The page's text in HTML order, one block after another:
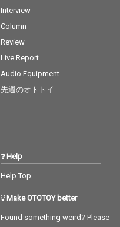
Interview
Column
Review
Live Report
Audio Equipment
先週のオトトイ
Help
Help Top
Make OTOTOY better
Found something weird? Please